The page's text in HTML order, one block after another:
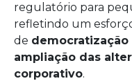
regulatório para
refletindo um
de
ampliação das
corporativo.